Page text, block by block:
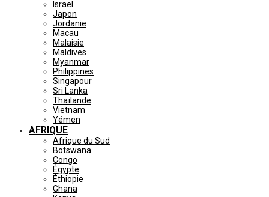
Israël
Japon
Jordanie
Macau
Malaisie
Maldives
Myanmar
Philippines
Singapour
Sri Lanka
Thaïlande
Vietnam
Yémen
AFRIQUE
Afrique du Sud
Botswana
Congo
Égypte
Éthiopie
Ghana